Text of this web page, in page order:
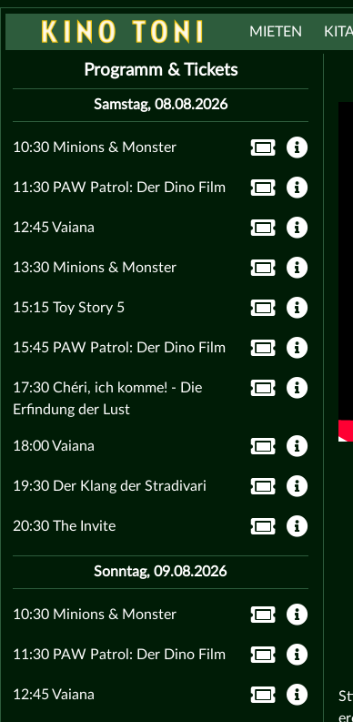
MIETEN
Programm & Tickets
Samstag, 08.08.2026
10:30 Minions & Monster
11:30 PAW Patrol: Der Dino Film
12:45 Vaiana
13:30 Minions & Monster
15:15 Toy Story 5
15:45 PAW Patrol: Der Dino Film
17:30 Chéri, ich komme! - Die
Erfindung der Lust
18:00 Vaiana
19:30 Der Klang der Stradivari
20:30 The Invite
Sonntag, 09.08.2026
10:30 Minions & Monster
11:30 PAW Patrol: Der Dino Film
12:45 Vaiana